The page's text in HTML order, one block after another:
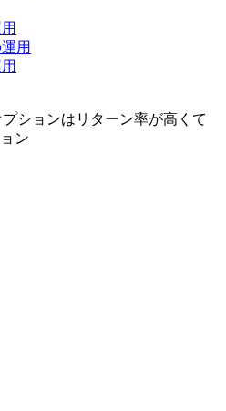
用
ションはリターン率が高くて
ン